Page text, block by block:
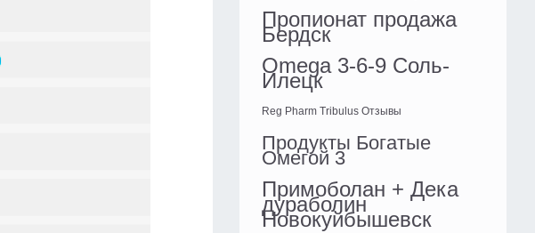
Пропионат продажа
Бердск
Omega 3-6-9 Соль-
Илецк
Reg Pharm Tribulus Отзывы
Продукты Богатые
Омегой 3
Примоболан + Дека
дураболин
Новокуйбышевск